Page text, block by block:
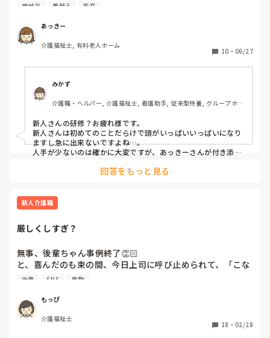
ベル。
なのですが、研修といっても、人手が少ないので、見学では
洗髪、洗身、お着替えの手伝い、ドライヤーなどを
説明しながら行って、最後に空の状態で機械浴の椅子の操作
を体験してもらったりしました。
突然のことで、上司との擦り合わせもなくすることになった
ので、これでよかったのか、、
と思うこともあり、自分への反省もこめて、
か、聞かせていただけたら嬉しいです。
よろしくお願いします。
機械浴 着替え 新卒
あっきー
介護福祉士, 有料老人ホーム
10 ・ 06/27
みかず
介護職・ヘルパー, 介護福祉士, 看護助手, 従来型特養, グループホー
新人さんの研修？お疲れ様です。
新人さんは初めてのことだらけで頭がいっぱいいっぱいになり
ますし急に出来ないですよね…。
人手が少ないのは確かに大変ですが、あっきーさんが付き添う
でも何か事故とかヒヤリが起きる事を考えれば付き添っておし
体状況の確認だったり、傷部分の洗浄、着替えの手伝いだった
ら着患脱健とか注意点がいっぱいありますからね。
時にまとめて「あの時はこうした方がいいよ、こうした方が楽
実際介助中とかだとなかなかメモも取れないしバタバタしてる
と思うので…。
回答をもっと見る
新人介護職
厳しくしすぎ？
無事、後輩ちゃん事例終了👏🏻
と、喜んだのも束の間、今日上司に呼び止められて、「こな
いだあのあと色々話したじゃん？後輩ちゃん泣いたらしい。
て。後輩ちゃんがこういうことがあったって主任に話したら
主任も私に注意しておくって言ったらしいわ。事例に直し入
れた時も"この字、誰の字ですかね？"って聞いたらしいよ。
後輩 SNS 異動
もっぴ
介護福祉士
18 ・ 02/28